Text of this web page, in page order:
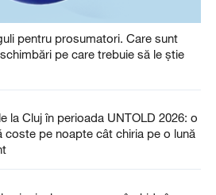
pentru prosumatori. Care sunt
pe care trebuie să le știe
la Cluj în perioada UNTOLD 2026: o
coste pe noapte cât chiria pe o lună